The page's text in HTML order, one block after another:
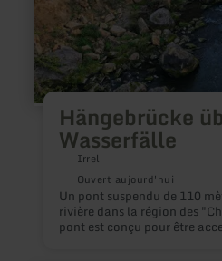
Hängebrücke
Wasserfälle
Irrel
Ouvert aujourd'hui
Un pont suspendu de 110
rivière dans la région des
pont est conçu pour être